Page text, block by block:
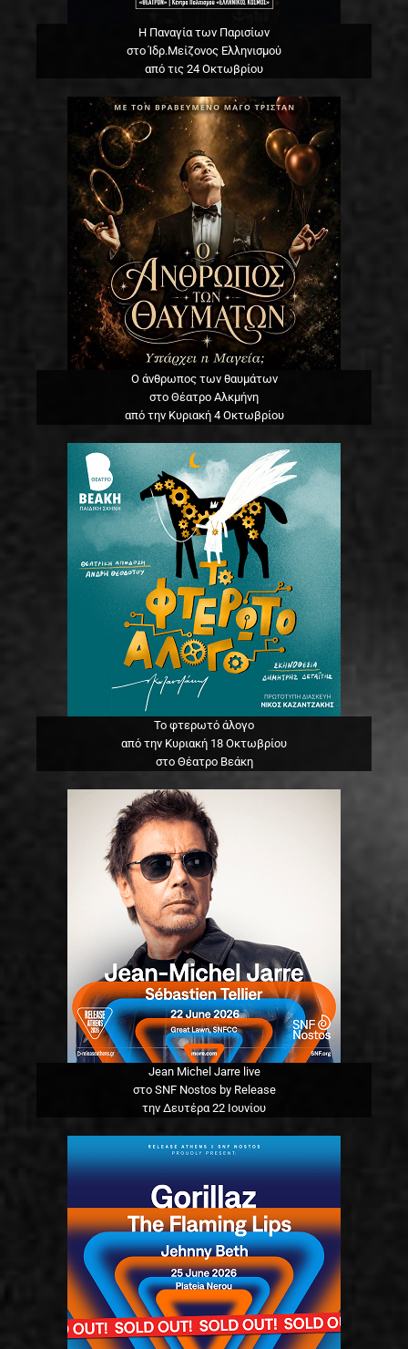
Η Παναγία των Παρισίων
στο Ίδρ.Μείζονος Ελληνισμού
από τις 24 Οκτωβρίου
Ο άνθρωπος των θαυμάτων
στο Θέατρο Αλκμήνη
από την Κυριακή 4 Οκτωβρίου
Το φτερωτό άλογο
από την Κυριακή 18 Οκτωβρίου
στο Θέατρο Βεάκη
Jean Michel Jarre live
στο SNF Nostos by Release
την Δευτέρα 22 Ιουνίου